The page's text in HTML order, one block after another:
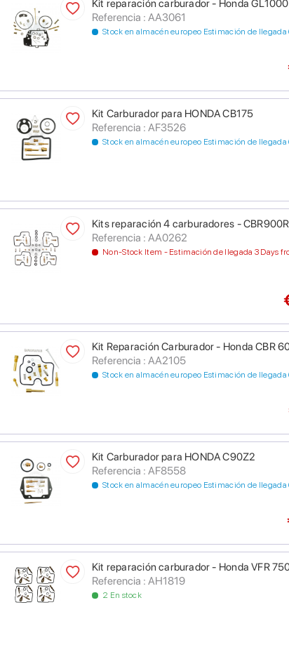
Kit reparación carburador - Honda
Referencia : AA3061
Stock en almacén europeo Estimación de
Kit Carburador para HONDA CB175
Referencia : AF3526
Stock en almacén europeo Estimación de
Kits reparación 4 carburadores -
Referencia : AA0262
Non-Stock Item - Estimación de llegada 3 Days
Kit Reparación Carburador - Honda CBR
Referencia : AA2105
Stock en almacén europeo Estimación de
Kit Carburador para HONDA C90Z2
Referencia : AF8558
Stock en almacén europeo Estimación de
Kit reparación carburador - Honda VFR
Referencia : AH1819
2 En stock